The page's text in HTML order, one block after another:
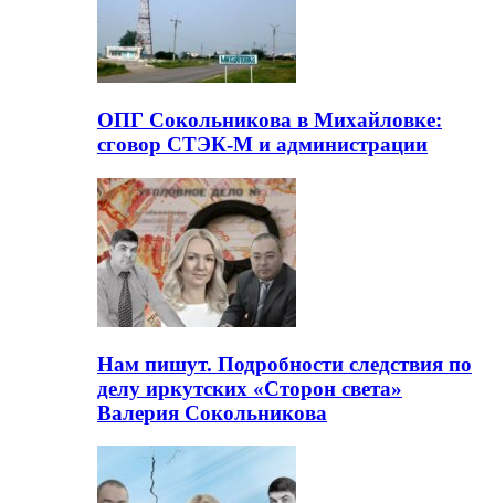
ОПГ Сокольникова в Михайловке:
сговор СТЭК-М и администрации
Нам пишут. Подробности следствия по
делу иркутских «Сторон света»
Валерия Сокольникова